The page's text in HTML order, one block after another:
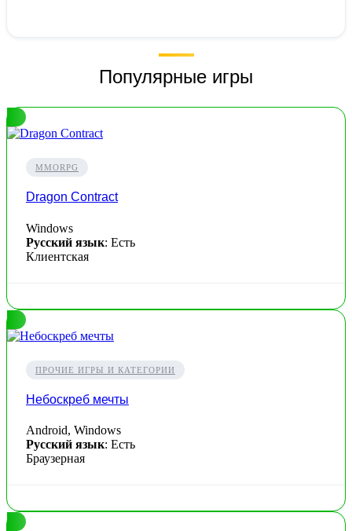
Популярные игры
MMORPG
Dragon Contract
Windows
Русский язык: Есть
Клиентская
ПРОЧИЕ ИГРЫ И КАТЕГОРИИ
Небоскреб мечты
Android, Windows
Русский язык: Есть
Браузерная